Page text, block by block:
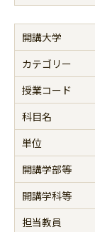
開講大学
カテゴリー
授業コード
科目名
単位
開講学部等
開講学科等
担当教員